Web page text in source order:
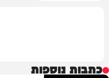
כתבות נוספות